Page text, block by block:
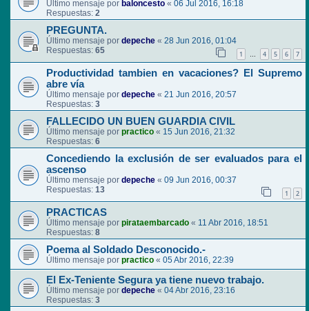
Último mensaje por baloncesto « 06 Jul 2016, 16:18
Respuestas: 2
PREGUNTA.
Último mensaje por depeche « 28 Jun 2016, 01:04
Respuestas: 65 1 … 4 5 6 7
Productividad tambien en vacaciones? El Supremo
abre vía
Último mensaje por depeche « 21 Jun 2016, 20:57
Respuestas: 3
FALLECIDO UN BUEN GUARDIA CIVIL
Último mensaje por practico « 15 Jun 2016, 21:32
Respuestas: 6
Concediendo la exclusión de ser evaluados para el
ascenso
Último mensaje por depeche « 09 Jun 2016, 00:37
Respuestas: 13 1 2
PRACTICAS
Último mensaje por pirataembarcado « 11 Abr 2016, 18:51
Respuestas: 8
Poema al Soldado Desconocido.-
Último mensaje por practico « 05 Abr 2016, 22:39
El Ex-Teniente Segura ya tiene nuevo trabajo.
Último mensaje por depeche « 04 Abr 2016, 23:16
Respuestas: 3